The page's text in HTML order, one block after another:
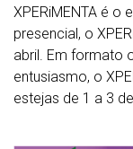
XPERiMENTA é o
presencial, o
abril. Em formato
entusiasmo, o
estejas de 1 a 3